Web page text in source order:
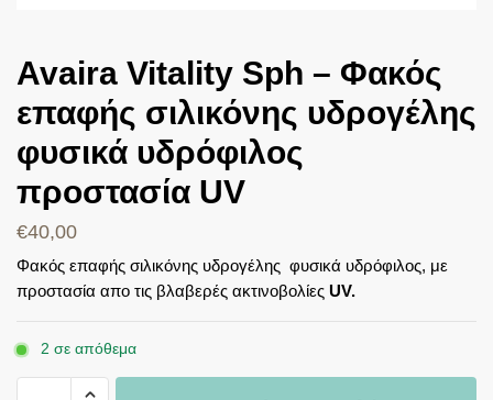
Avaira Vitality Sph – Φακός
επαφής σιλικόνης υδρογέλης
φυσικά υδρόφιλος
προστασία UV
€40,00
Φακός επαφής σιλικόνης υδρογέλης φυσικά υδρόφιλος, με
προστασία απο τις βλαβερές ακτινοβολίες UV.
2 σε απόθεμα